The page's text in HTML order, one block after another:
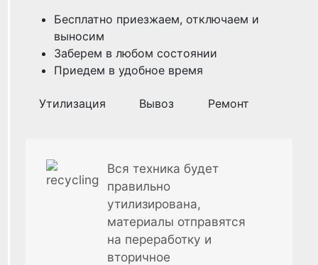
Бесплатно приезжаем, отключаем и
выносим
Заберем в любом состоянии
Приедем в удобное время
Утилизация Вывоз Ремонт
Вся техника будет
правильно
утилизирована,
материалы отправятся
на переработку и
вторичное